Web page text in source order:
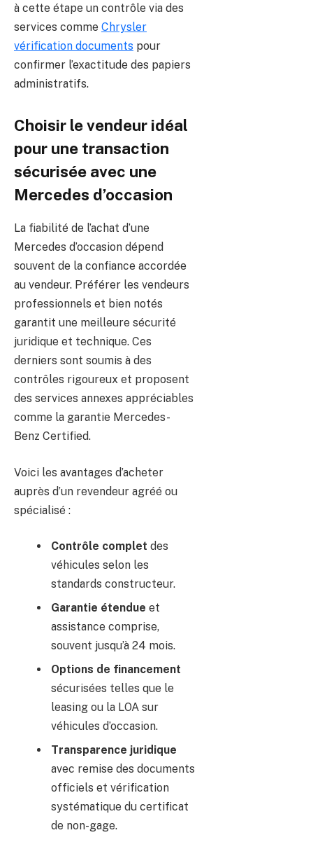
à cette étape un contrôle via des
services comme Chrysler
vérification documents pour
confirmer l’exactitude des papiers
administratifs.
Choisir le vendeur idéal
pour une transaction
sécurisée avec une
Mercedes d’occasion
La fiabilité de l’achat d’une
Mercedes d’occasion dépend
souvent de la confiance accordée
au vendeur. Préférer les vendeurs
professionnels et bien notés
garantit une meilleure sécurité
juridique et technique. Ces
derniers sont soumis à des
contrôles rigoureux et proposent
des services annexes appréciables
comme la garantie Mercedes-
Benz Certified.
Voici les avantages d’acheter
auprès d’un revendeur agréé ou
spécialisé :
Contrôle complet des
véhicules selon les
standards constructeur.
Garantie étendue et
assistance comprise,
souvent jusqu’à 24 mois.
Options de financement
sécurisées telles que le
leasing ou la LOA sur
véhicules d’occasion.
Transparence juridique
avec remise des documents
officiels et vérification
systématique du certificat
de non-gage.